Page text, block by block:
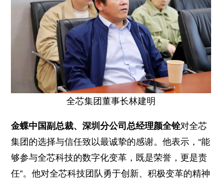
全芯集团董事长林建明
金蝶中国副总裁、深圳分公司总经理颜全铨对全芯
集团的选择与信任致以最诚挚的感谢。他表示，“能
够参与全芯科技的数字化变革，既是荣誉，更是责
任”。他对全芯科技团队勇于创新、积极变革的精神